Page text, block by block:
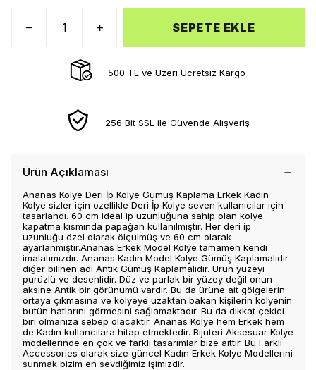
SEPETE EKLE
500 TL ve Üzeri Ücretsiz Kargo
256 Bit SSL ile Güvende Alışveriş
Ürün Açıklaması
Ananas Kolye Deri İp Kolye Gümüş Kaplama Erkek Kadın
Kolye sizler için özellikle Deri İp Kolye seven kullanıcılar için
tasarlandı. 60 cm ideal ip uzunluğuna sahip olan kolye
kapatma kısmında papağan kullanılmıştır. Her deri ip
uzunluğu özel olarak ölçülmüş ve 60 cm olarak
ayarlanmıştır.Ananas Erkek Model Kolye tamamen kendi
imalatımızdır. Ananas Kadın Model Kolye Gümüş Kaplamalıdır
diğer bilinen adı Antik Gümüş Kaplamalıdır. Ürün yüzeyi
pürüzlü ve desenlidir. Düz ve parlak bir yüzey değil onun
aksine Antik bir görünümü vardır. Bu da ürüne ait gölgelerin
ortaya çıkmasına ve kolyeye uzaktan bakan kişilerin kolyenin
bütün hatlarını görmesini sağlamaktadır. Bu da dikkat çekici
biri olmanıza sebep olacaktır. Ananas Kolye hem Erkek hem
de Kadın kullancılara hitap etmektedir. Bijuteri Aksesuar Kolye
modellerinde en çok ve farklı tasarımlar bize aittir. Bu Farklı
Accessories olarak size güncel Kadın Erkek Kolye Modellerini
sunmak bizim en sevdiğimiz işimizdir.